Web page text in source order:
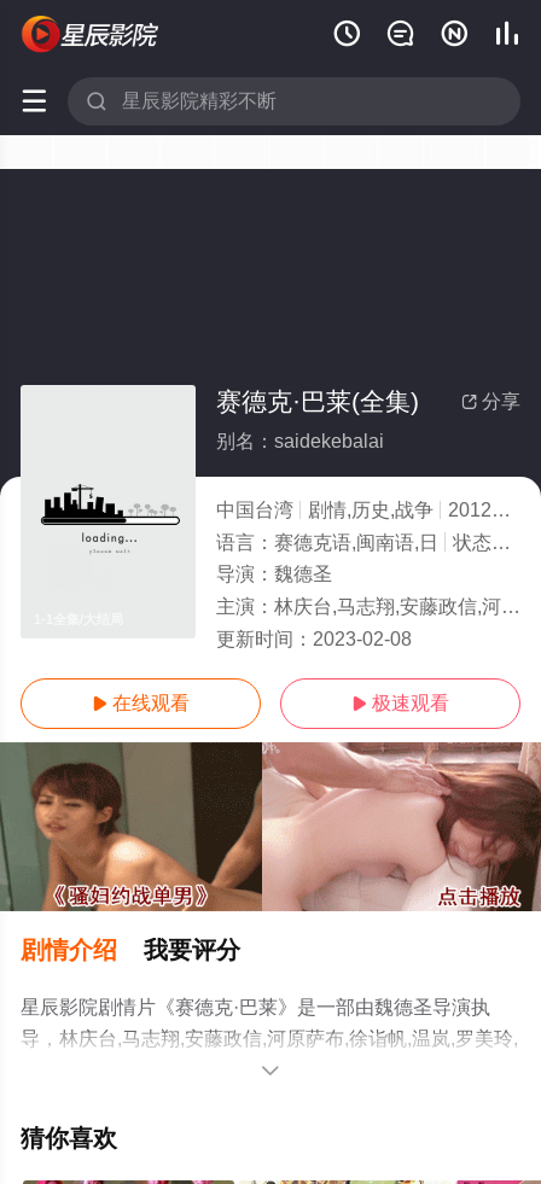
   
 
 分享
赛德克·巴莱(全集)
别名：saidekebalai
中国台湾 剧情,历史,战争 2012
5.0
语言： 赛德克语,闽南语,日 状态：
导演： 魏德圣
主演： 林庆台,马志翔,安藤政信,河原萨布,徐诣帆,温岚,罗美玲,徐若瑄VivianHsu,游大庆,林源杰
更新时间： 2023-02-08
 在线观看  极速观看
剧情介绍 我要评分
星辰影院剧情片《赛德克·巴莱》是一部由魏德圣导演执
导，林庆台,马志翔,安藤政信,河原萨布,徐诣帆,温岚,罗美玲,
徐若瑄VivianHsu,游大庆,林源杰等演员精彩演绎的中国台
清无删减完整版电影大全就上星辰影视，更多相关信息可

猜你喜欢